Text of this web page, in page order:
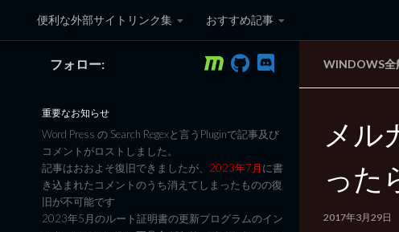
コンテンツへスキップ
便利な外部サイトリンク集 おすすめ記事
黒翼猫のコンピュータ日
WINDOWS全
メル
った
2017年3月29日
フォロー:
重要なお知らせ
Word Press の Search Regexと言うPluginで記事及び
コメントがロストしました。
記事はおおよそ復旧できましたが、 2023年7月に書
き込まれたコメントのうち消えてしまったものの復
旧が不可能です
2023年5月のルート証明書の更新プログラムのイン